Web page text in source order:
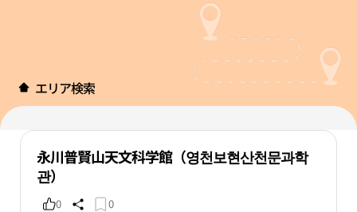
エリア検索
永川普賢山天文科学館（영천보현산천문과학
관）
0 0